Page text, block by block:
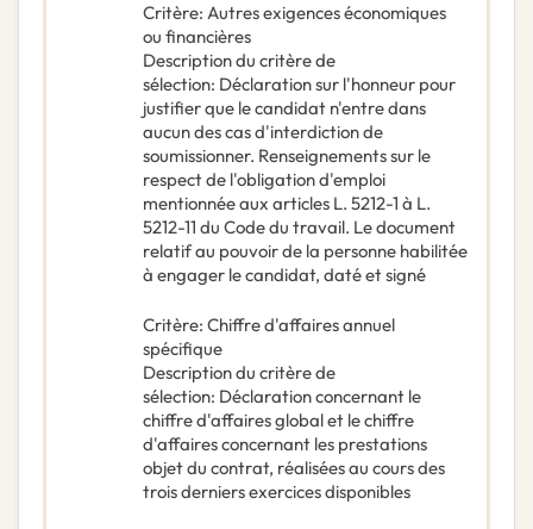
Critère: Autres exigences économiques
ou financières
Description du critère de
sélection: Déclaration sur l'honneur pour
justifier que le candidat n'entre dans
aucun des cas d'interdiction de
soumissionner. Renseignements sur le
respect de l'obligation d'emploi
mentionnée aux articles L. 5212-1 à L.
5212-11 du Code du travail. Le document
relatif au pouvoir de la personne habilitée
à engager le candidat, daté et signé
Critère: Chiffre d'affaires annuel
spécifique
Description du critère de
sélection: Déclaration concernant le
chiffre d'affaires global et le chiffre
d'affaires concernant les prestations
objet du contrat, réalisées au cours des
trois derniers exercices disponibles